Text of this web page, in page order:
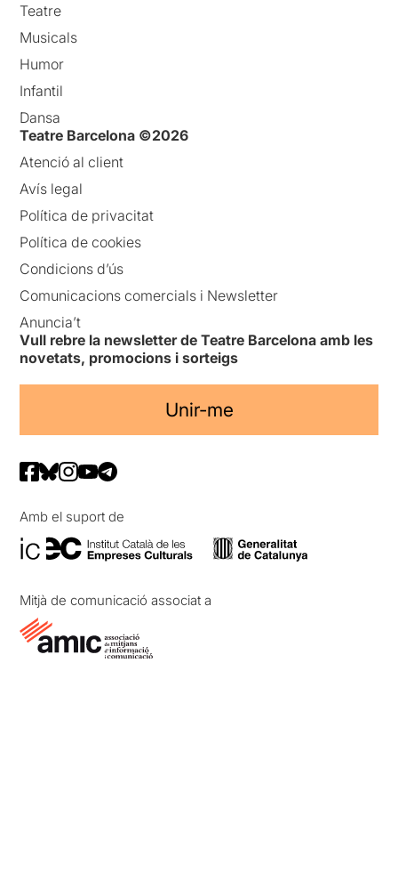
Teatre
Musicals
Humor
Infantil
Dansa
Teatre Barcelona ©2026
Atenció al client
Avís legal
Política de privacitat
Política de cookies
Condicions d’ús
Comunicacions comercials i Newsletter
Anuncia’t
Vull rebre la newsletter de Teatre Barcelona amb les
novetats, promocions i sorteigs
Unir-me
Amb el suport de
Mitjà de comunicació associat a